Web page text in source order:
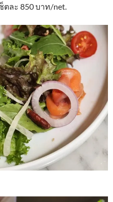
ตละ 850 บาท/net.